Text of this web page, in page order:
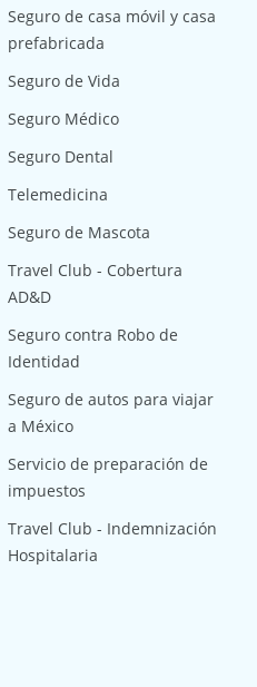
Seguro de casa móvil y casa
prefabricada
Seguro de Vida
Seguro Médico
Seguro Dental
Telemedicina
Seguro de Mascota
Travel Club - Cobertura
AD&D
Seguro contra Robo de
Identidad
Seguro de autos para viajar
a México
Servicio de preparación de
impuestos
Travel Club - Indemnización
Hospitalaria